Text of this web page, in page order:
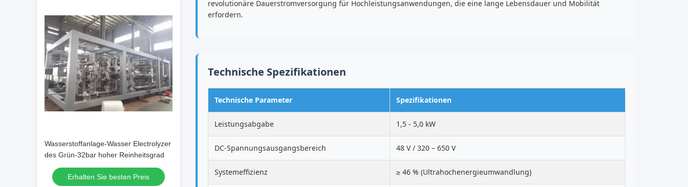
Wasserstoffanlage-Wasser Electrolyzer
des Grün-32bar hoher Reinheitsgrad
Erhalten Sie besten Preis
revolutionäre Dauerstromversorgung für Hochleistungsanwendungen, die eine lange Lebensdauer und Mobilität
erfordern.
Technische Spezifikationen
Technische Parameter Spezifikationen
Leistungsabgabe 1,5 - 5,0 kW
DC-Spannungsausgangsbereich 48 V / 320 – 650 V
Systemeffizienz ≥ 46 % (Ultrahochenergieumwandlung)